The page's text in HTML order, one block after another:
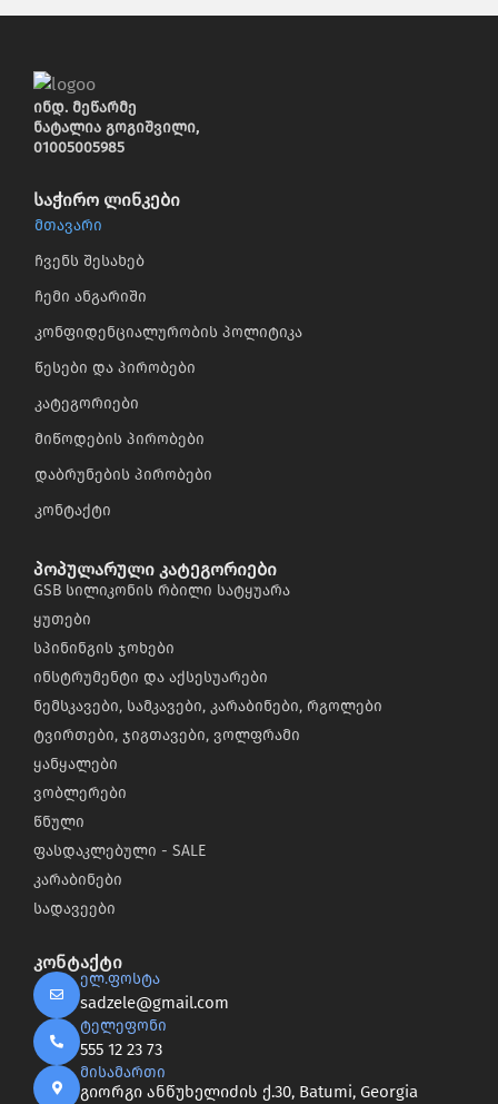
ინდ. მეწარმე
ნატალია გოგიშვილი,
01005005985
საჭირო ლინკები
მთავარი
ჩვენს შესახებ
ჩემი ანგარიში
კონფიდენციალურობის პოლიტიკა
წესები და პირობები
კატეგორიები
მიწოდების პირობები
დაბრუნების პირობები
კონტაქტი
პოპულარული კატეგორიები
GSB სილიკონის რბილი სატყუარა
ყუთები
სპინინგის ჯოხები
ინსტრუმენტი და აქსესუარები
ნემსკავები, სამკავები, კარაბინები, რგოლები
ტვირთები, ჯიგთავები, ვოლფრამი
ყანყალები
ვობლერები
წნული
ფასდაკლებული - SALE
კარაბინები
სადავეები
კონტაქტი
ელ.ფოსტა
sadzele@gmail.com
ტელეფონი
555 12 23 73
მისამართი
გიორგი ანწუხელიძის ქ.30, Batumi, Georgia